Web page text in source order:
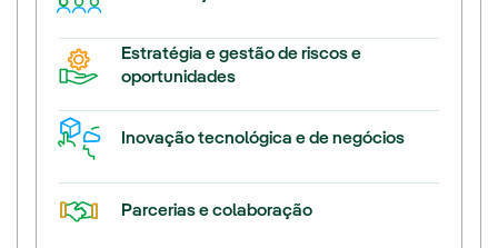
Estratégia e gestão de riscos e
oportunidades
Inovação tecnológica e de negócios
Parcerias e colaboração